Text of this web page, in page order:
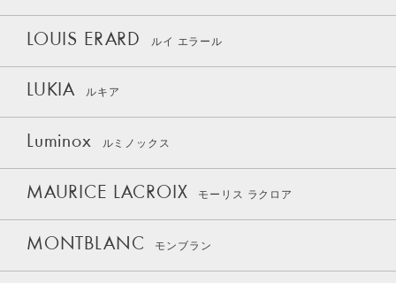
LOUIS ERARD ルイ エラール
LUKIA ルキア
Luminox ルミノックス
MAURICE LACROIX モーリス ラクロア
MONTBLANC モンブラン